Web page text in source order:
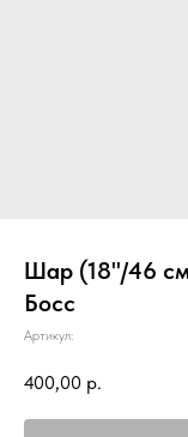
Шар (18''/46
Босс
Артикул:
400,00 р.